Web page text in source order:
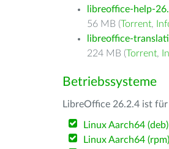
libreoffice-help-
56 MB (Torrent,
libreoffice-
224 MB (Torrent,
Betriebssysteme
LibreOffice 26.2.4 ist
Linux Aarch64 (deb)
Linux Aarch64 (rpm)